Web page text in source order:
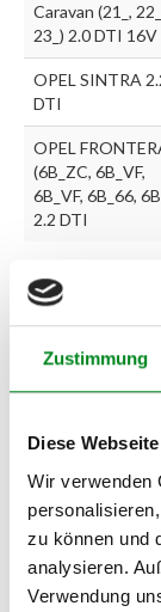
Zustimmung
Diese
Wir verwenden
zu können und
analysieren.
Verwendung
Caravan (21_,
23_) 2.0 DTI 16V
OPEL SINTRA
DTI
OPEL
(6B_ZC, 6B_VF,
6B_VF, 6B_66,
2.2 DTI
Zur exakten
Support
Wir benötigen
(2.1) und zu 3 (2.2)
Passendes
Fahrzeug-
Oder einfach